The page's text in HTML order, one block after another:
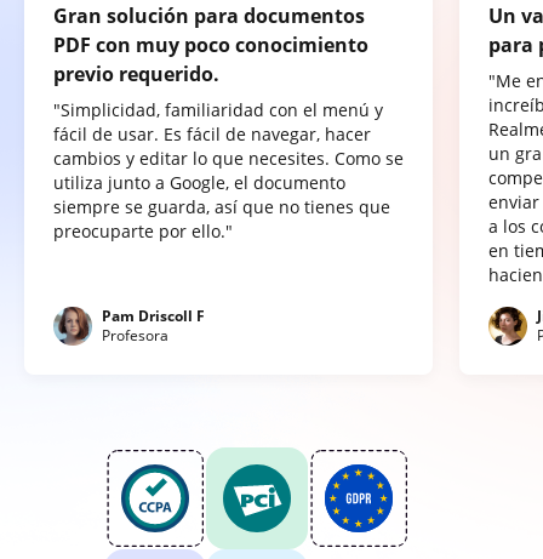
Gran solución para documentos
PDF con muy poco conocimiento
previo requerido.
"Simplicidad, familiaridad con el menú y
fácil de usar. Es fácil de navegar, hacer
cambios y editar lo que necesites. Como se
utiliza junto a Google, el documento
siempre se guarda, así que no tienes que
preocuparte por ello."
Pam Driscoll F
Profesora
Un
para
"Me
un
a los
en